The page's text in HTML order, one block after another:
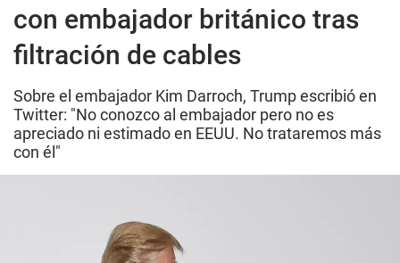
con embajador británico tras
filtración de cables
Sobre el embajador Kim Darroch, Trump escribió en
Twitter: "No conozco al embajador pero no es
apreciado ni estimado en EEUU. No trataremos más
con él"